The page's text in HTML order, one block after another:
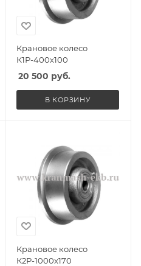
Крановое колесо
К1Р-400х100
20 500 руб.
В КОРЗИНУ
Крановое колесо
К2Р-1000х170